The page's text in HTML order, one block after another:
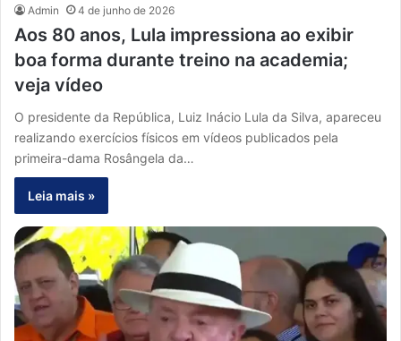
Admin 4 de junho de 2026
Aos 80 anos, Lula impressiona ao exibir
boa forma durante treino na academia;
veja vídeo
O presidente da República, Luiz Inácio Lula da Silva, apareceu
realizando exercícios físicos em vídeos publicados pela
primeira-dama Rosângela da…
Leia mais »